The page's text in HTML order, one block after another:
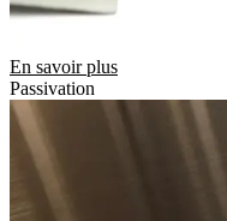
En savoir plus
Passivation